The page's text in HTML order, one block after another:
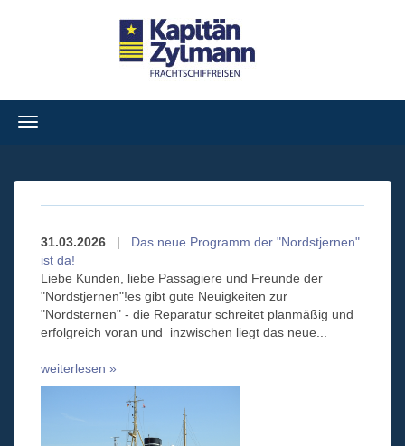
Navigation
31.03.2026 | Das neue Programm der "Nordstjernen"
ist da!
Liebe Kunden, liebe Passagiere und Freunde der
"Nordstjernen"!es gibt gute Neuigkeiten zur
"Nordsternen" - die Reparatur schreitet planmäßig und
erfolgreich voran und inzwischen liegt das neue...
weiterlesen »